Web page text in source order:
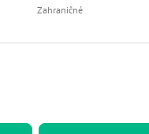
Zahraničné